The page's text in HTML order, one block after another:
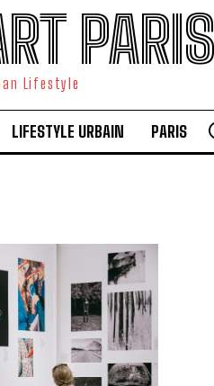
PARIS
Lifestyle
LIFESTYLE URBAIN PARIS